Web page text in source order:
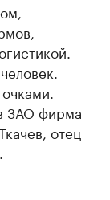
ЗАО фирма
отец